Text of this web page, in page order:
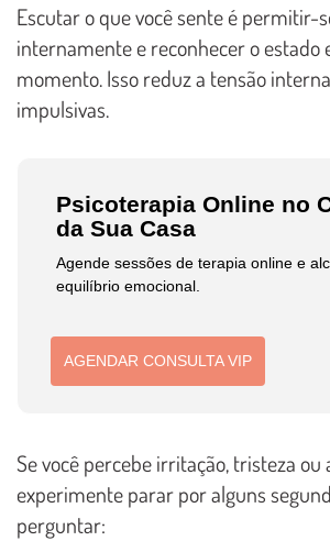
Escutar o que você sente é permitir-
internamente e reconhecer o estado
momento. Isso reduz a tensão
impulsivas.
Psicoterapia Online no
da Sua Casa
Agende sessões de terapia online e
equilíbrio emocional.
AGENDAR CONSULTA VIP
Se você percebe irritação, tristeza ou
experimente parar por alguns
perguntar: